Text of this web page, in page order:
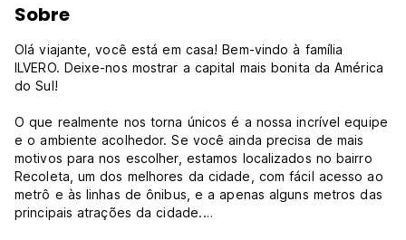
Sobre
Olá viajante, você está em casa! Bem-vindo à família
ILVERO. Deixe-nos mostrar a capital mais bonita da América
do Sul!
O que realmente nos torna únicos é a nossa incrível equipe
e o ambiente acolhedor. Se você ainda precisa de mais
motivos para nos escolher, estamos localizados no bairro
Recoleta, um dos melhores da cidade, com fácil acesso ao
metrô e às linhas de ônibus, e a apenas alguns metros das
principais atrações da cidade.